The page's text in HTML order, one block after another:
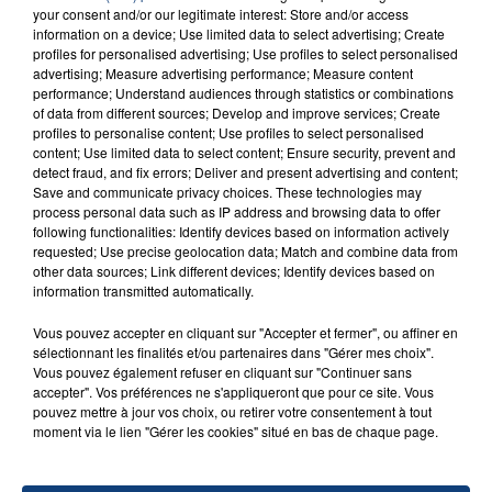
Don't Lie
BLACK EYED PEAS
FIL D'ACTU
INCENDIE MORTEL À LENS : UNE FEMME ET
your consent and/or our legitimate interest: Store and/or access
information on a device; Use limited data to select advertising; Create
profiles for personalised advertising; Use profiles to select personalised
advertising; Measure advertising performance; Measure content
performance; Understand audiences through statistics or combinations
of data from different sources; Develop and improve services; Create
profiles to personalise content; Use profiles to select personalised
content; Use limited data to select content; Ensure security, prevent and
detect fraud, and fix errors; Deliver and present advertising and content;
Save and communicate privacy choices. These technologies may
process personal data such as IP address and browsing data to offer
following functionalities: Identify devices based on information actively
requested; Use precise geolocation data; Match and combine data from
other data sources; Link different devices; Identify devices based on
information transmitted automatically.
Vous pouvez accepter en cliquant sur "Accepter et fermer", ou affiner en
sélectionnant les finalités et/ou partenaires dans "Gérer mes choix".
Vous pouvez également refuser en cliquant sur "Continuer sans
accepter". Vos préférences ne s'appliqueront que pour ce site. Vous
pouvez mettre à jour vos choix, ou retirer votre consentement à tout
moment via le lien "Gérer les cookies" situé en bas de chaque page.